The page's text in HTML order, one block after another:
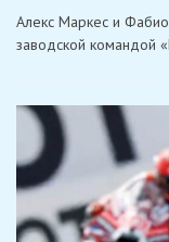
подписала
Маркеса
на
сезон
MotoGP
2027
года
Алекс Маркес и
заводской командой